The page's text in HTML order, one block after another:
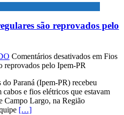
são reprovados pelo
Comentários desativados em Fios
reprovados pelo Ipem-PR
Paraná (Ipem-PR) recebeu
e fios elétricos que estavam
Campo Largo, na Região
[…]